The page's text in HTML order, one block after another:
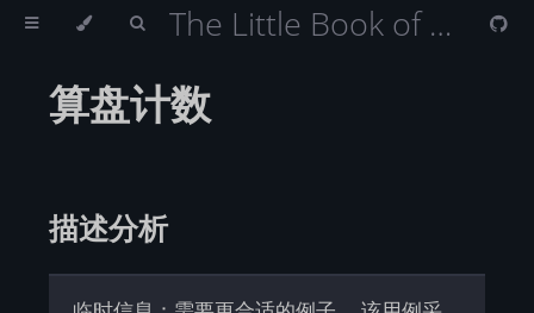
The Little Book of Rust Macros （Rust 宏小册）
算盘计数
描述分析